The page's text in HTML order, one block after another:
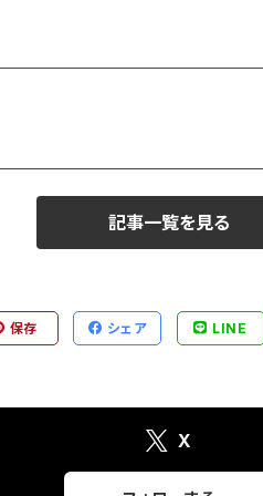
記事一覧を見る
保存 シェア LINE
X